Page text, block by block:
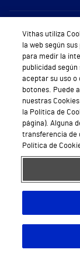
Política
Aviso Legal Política de
Vithas utiliza
la web según
para medir la
publicidad
aceptar su uso
botones. Puede
nuestras
la Política de
página). Alguna
transferencia de
Política de